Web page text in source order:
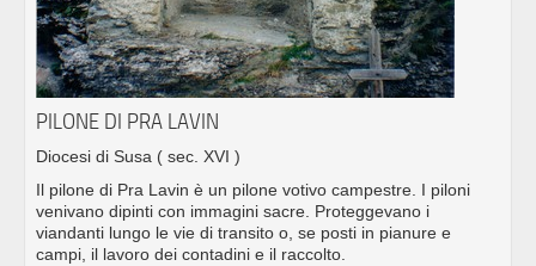
PILONE DI PRA LAVIN
Diocesi di Susa ( sec. XVI )
Il pilone di Pra Lavin è un pilone votivo campestre. I piloni
venivano dipinti con immagini sacre. Proteggevano i
viandanti lungo le vie di transito o, se posti in pianure e
campi, il lavoro dei contadini e il raccolto.